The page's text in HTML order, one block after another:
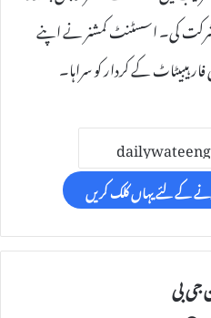
کی۔ اسسٹنٹ کمشنر نے اپنے
کے لئے یہاں کلک کریں
بی